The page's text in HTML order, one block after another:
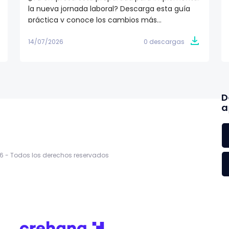
la nueva jornada laboral? Descarga esta guía
práctica y conoce los cambios más
calendario de implementación y las acciones
14/07/2026 0 descargas
- Todos los derechos reservados